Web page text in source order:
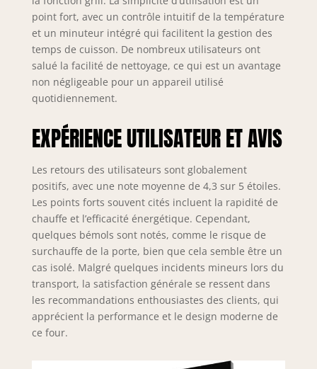
2800 W : préparez
tous types de
recettes grâce à
son énorme
puissance.
point fort, avec un contrôle intuitif de la température
et un minuteur intégré qui facilitent la gestion des
temps de cuisson. De nombreux utilisateurs ont
salué la facilité de nettoyage, ce qui est un avantage
non négligeable pour un appareil utilisé
quotidiennement.
EXPÉRIENCE UTILISATEUR ET AVIS
Les retours des utilisateurs sont globalement
positifs, avec une note moyenne de 4,3 sur 5 étoiles.
Les points forts souvent cités incluent la rapidité de
chauffe et l’efficacité énergétique. Cependant,
quelques bémols sont notés, comme le risque de
surchauffe de la porte, bien que cela semble être un
cas isolé. Malgré quelques incidents mineurs lors du
transport, la satisfaction générale se ressent dans
les recommandations enthousiastes des clients, qui
apprécient la performance et le design moderne de
ce four.